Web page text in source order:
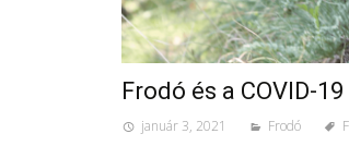
Frodó és a COVID-19
január 3, 2021 Frodó